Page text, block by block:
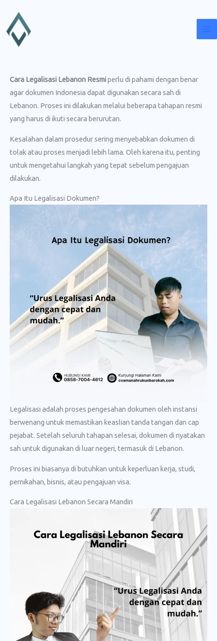
konten
Cara Legalisasi Lebanon Resmiperlu di pahami dengan benar
agar dokumen Indonesia dapat digunakan secara sah di
Lebanon. Proses ini dilakukan melalui beberapa tahapan resmi
yang harus di ikuti secara berurutan.
Kesalahan dalam prosedur sering menyebabkan dokumen di
tolak atau proses menjadi lebih lama. Oleh karena itu, penting
untuk mengetahui langkah yang tepat sebelum pengajuan
dilakukan.
Apa Itu Legalisasi Dokumen?
Legalisasi adalah proses pengesahan dokumen oleh instansi
berwenang untuk memastikan keaslian tanda tangan dan cap
pejabat. Setelah seluruh tahapan selesai, dokumen di nyatakan
sah untuk digunakan di luar negeri, termasuk di Lebanon.
Proses ini biasanya di butuhkan untuk keperluan kerja, studi,
pernikahan, bisnis, atau pengajuan visa.
Cara Legalisasi Lebanon Secara Mandiri